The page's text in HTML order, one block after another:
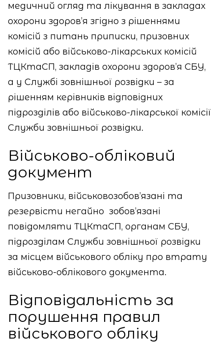
медичний огляд та лікування в закладах
охорони здоров’я згідно з рішеннями
комісій з питань приписки, призовних
комісій або військово-лікарських комісій
ТЦКтаСП, закладів охорони здоров’я СБУ,
а у Службі зовнішньої розвідки – за
рішенням керівників відповідних
підрозділів або військово-лікарської комісії
Служби зовнішньої розвідки.
Військово-обліковий
документ
Призовники, військовозобов’язані та
резервісти негайно зобов’язані
повідомляти ТЦКтаСП, органам СБУ,
підрозділам Служби зовнішньої розвідки
за місцем військового обліку про втрату
військово-облікового документа.
Відповідальність за
порушення правил
військового обліку